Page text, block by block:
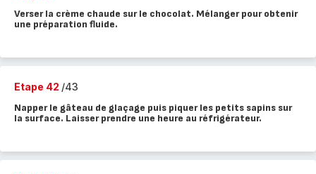
Verser la crème chaude sur le chocolat. Mélanger pour obtenir
une préparation fluide.
Etape 42 /43
Napper le gâteau de glaçage puis piquer les petits sapins sur
la surface. Laisser prendre une heure au réfrigérateur.